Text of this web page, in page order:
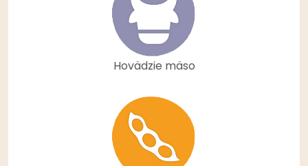
Hovädzie mäso